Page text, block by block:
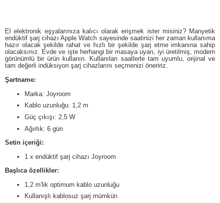
El elektronik eşyalarınıza kalıcı olarak erişmek ister misiniz? Manyetik
endüktif şarj cihazı Apple Watch sayesinde saatinizi her zaman kullanıma
hazır olacak şekilde rahat ve hızlı bir şekilde şarj etme imkanına sahip
olacaksınız.
Evde ve işte herhangi bir masaya uyan, iyi üretilmiş, modern
görünümlü bir ürün kullanın.
Kullanılan saatlerle tam uyumlu, orijinal ve
tam değerli indüksiyon şarj cihazlarını seçmenizi öneririz.
Şartname:
Marka: Joyroom
Kablo uzunluğu: 1,2 m
Güç çıkışı: 2,5 W
Ağırlık: 6 gün
Setin içeriği:
1 x endüktif şarj cihazı Joyroom
Başlıca özellikler:
1,2 m'lik optimum kablo uzunluğu
Kullanışlı kablosuz şarj mümkün